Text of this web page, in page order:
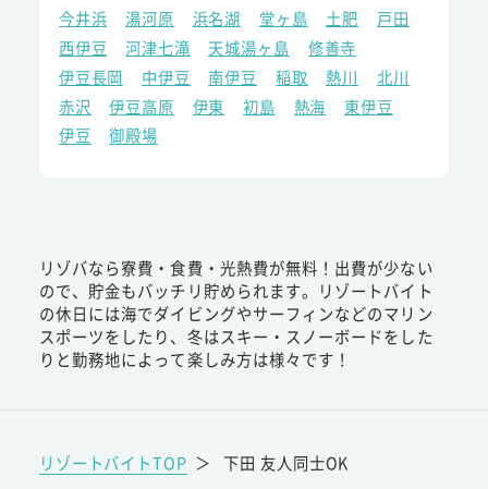
今井浜
湯河原 浜名湖 堂ヶ島 土肥
戸田
西伊豆
河津七滝 天城湯ヶ島
修善寺
伊豆長岡
中伊豆 南伊豆 稲取 熱川
北川
赤沢
伊豆高原 伊東 初島 熱海
東伊豆
伊豆
御殿場
リゾバなら寮費・食費・光熱費が無料！出費が少ない
ので、貯金もバッチリ貯められます。リゾートバイト
の休日には海でダイビングやサーフィンなどのマリン
スポーツをしたり、冬はスキー・スノーボードをした
りと勤務地によって楽しみ方は様々です！
リゾートバイトTOP ＞ 下田 友人同士OK